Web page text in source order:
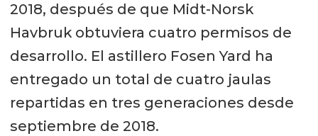
2018, después de que Midt-Norsk
Havbruk obtuviera cuatro permisos de
desarrollo. El astillero Fosen Yard ha
entregado un total de cuatro jaulas
repartidas en tres generaciones desde
septiembre de 2018.